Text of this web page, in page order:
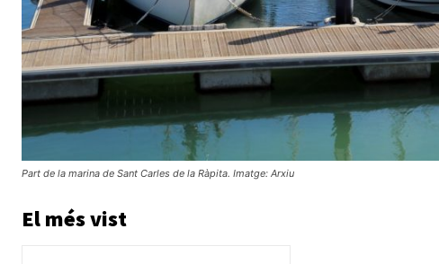
Part de la marina de Sant Carles de la Ràpita. Imatge: Arxiu
El més vist